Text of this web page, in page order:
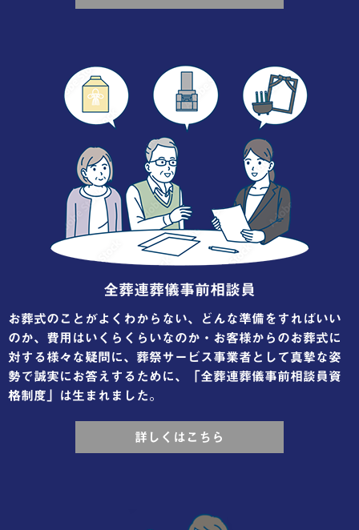
全葬連葬儀事前相談員
お葬式のことがよくわからない、どんな準備をすればいい
のか、費用はいくらくらいなのか・お客様からのお葬式に
対する様々な疑問に、葬祭サービス事業者として真摯な姿
勢で誠実にお答えするために、「全葬連葬儀事前相談員資
格制度」は生まれました。
詳しくはこちら